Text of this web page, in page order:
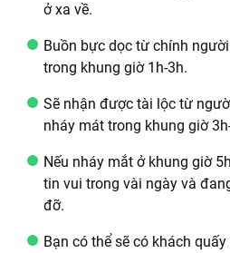
ở xa về.
Buồn bực dọc từ chính
trong khung giờ 1h-3h.
Sẽ nhận được tài lộc từ
nháy mát trong khung giờ
Nếu nháy mắt ở khung giờ
tin vui trong vài ngày và
đỡ.
Bạn có thể sẽ có khách